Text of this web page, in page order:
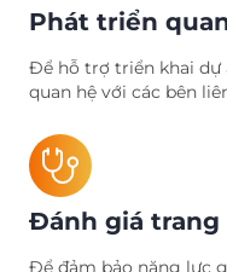
Phát triển
Để hỗ trợ triển khai dự
quan hệ với các bên
Đánh giá trang
Để đảm bảo năng lực